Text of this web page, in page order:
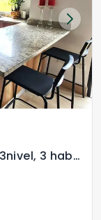
Apartamento en venta en Naco 3nivel, 3 hab, 2 parqueos